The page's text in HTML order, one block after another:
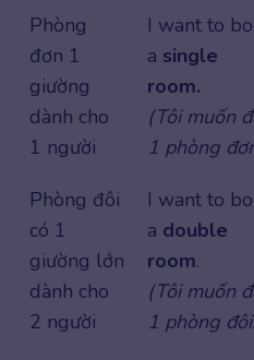
Phòng
đơn 1
giường
dành cho
1 người
I want to
a single
room.
(Tôi muốn
1 phòng
Phòng đôi
có 1
giường lớn
dành cho
2 người
I want to
a double
room.
(Tôi muốn
1 phòng